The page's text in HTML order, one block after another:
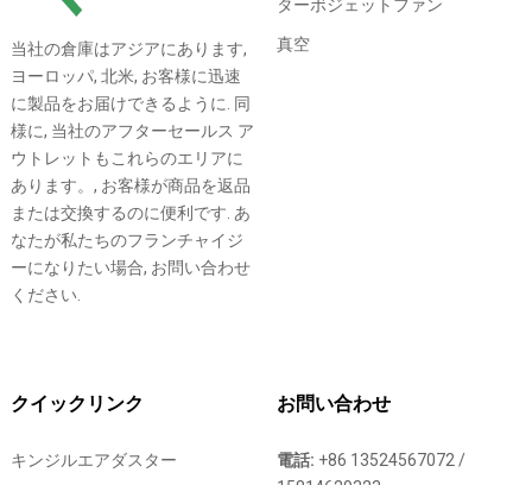
当社の倉庫はアジアにあります,
ヨーロッパ, 北米, お客様に迅速
に製品をお届けできるように. 同
様に, 当社のアフターセールス ア
ウトレットもこれらのエリアに
あります。, お客様が商品を返品
または交換するのに便利です. あ
なたが私たちのフランチャイジ
ーになりたい場合, お問い合わせ
ください.
ターボジェットファン
真空
クイックリンク
キンジルエアダスター
お問い合わせ
電話: +86 13524567072 /